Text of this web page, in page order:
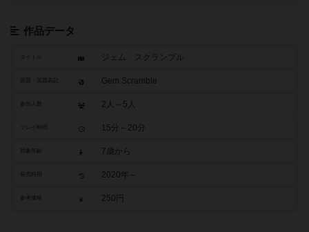
作品データ
タイトル ジェム スクランブル
Gem Scramble
参加人数 2人～5人
15分～20分
7歳から
2020年～
参考価格 250円